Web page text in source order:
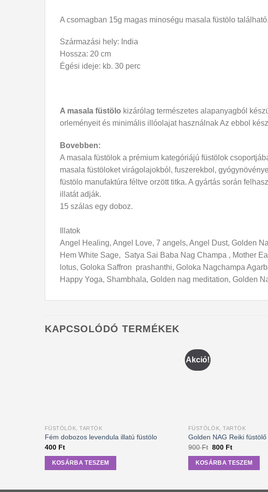
A csomagban 15g magas minoségu masala füstölo található.
Származási hely: India
Hossza: 20 cm
Égési ideje: kb. 30 perc
A masala füstölo kizárólag természetes alapanyagból
orleményeit és minimális illóolajat használnak Az ebbol
Bovebben:
A masala füstölok a prémium kategóriájú füstölok
masala füstöloket virágolajokból, fuszerekbol,
füstölo manufaktúra féltve orzött titka. A gyártás során
illatát adják.
15 szálas egy doboz.
Illatok
Angel Healing, Angel Love, 7 angels, Angel Dust, Golden
Hem White Sage, Satya Sai Baba Nag Champa , Mother
lotus, Goloka Saffron prashanthi, Goloka Nagchampa
Happy Yoga, Shambhala, Golden nag meditation, Golden
KAPCSOLÓDÓ TERMÉKEK
FÜSTÖLŐK, TARTÓK
Fém dobozos levendula illatú füstölo
400 Ft
KOSÁRBA TESZEM
Akció!
FÜSTÖLŐK, TARTÓK
Golden NAG Reiki füstölő
900Ft Original
was:
900 Ft.
800 FtCurrent
is:
800 Ft.
KOSÁRBA TESZEM